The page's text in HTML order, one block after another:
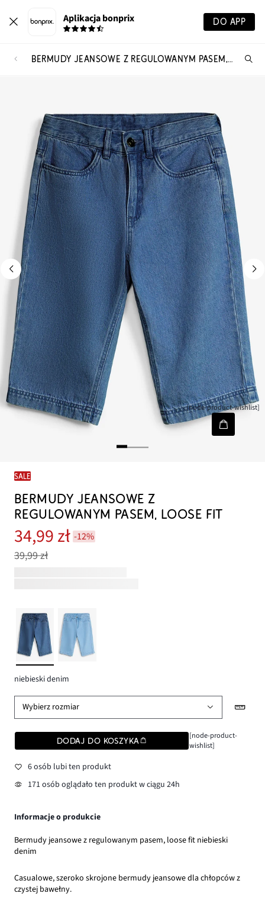
Aplikacja bonprix DO APP
BERMUDY JEANSOWE Z REGULOWANYM PASEM, LOOSE FIT
[node-product-wishlist]
SALE
BERMUDY JEANSOWE Z
REGULOWANYM PASEM, LOOSE FIT
34,99 zł -12%
39,99 zł
niebieski denim
Wybierz rozmiar
DODAJ DO KOSZYKA
[node-product-
wishlist]
6 osób lubi ten produkt
171 osób oglądało ten produkt w ciągu 24h
Informacje o produkcie
Bermudy jeansowe z regulowanym pasem, loose fit niebieski
denim
Casualowe, szeroko skrojone bermudy jeansowe dla chłopców z
czystej bawełny.